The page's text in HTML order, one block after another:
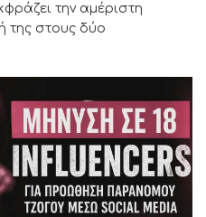
την αμέριστη
της στους δύο